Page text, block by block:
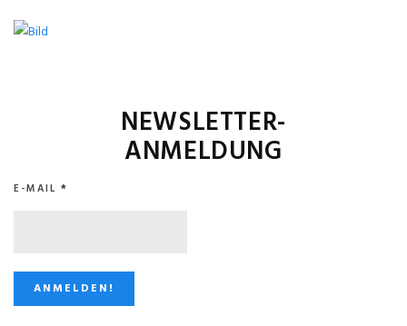
NEWSLETTER-
ANMELDUNG
E-MAIL *